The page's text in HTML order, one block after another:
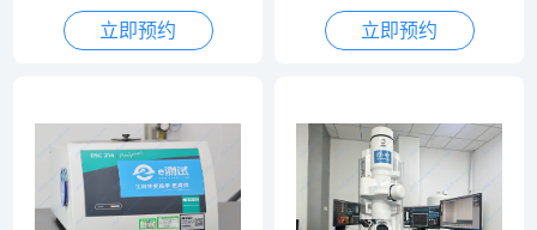
立即预约 立即预约